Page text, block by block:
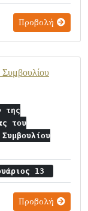
Προβολή
Συμβουλίου
της
του
13
Προβολή